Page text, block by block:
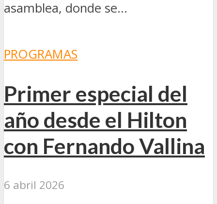
asamblea, donde se...
PROGRAMAS
Primer especial del
año desde el Hilton
con Fernando Vallina
6 abril 2026